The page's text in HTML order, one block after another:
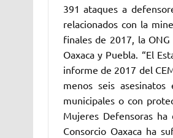
391 ataques a
relacionados con la
finales de 2017, la
Oaxaca y Puebla. “El
informe de 2017 del
menos seis
municipales o con
Mujeres Defensoras
Consorcio Oaxaca ha